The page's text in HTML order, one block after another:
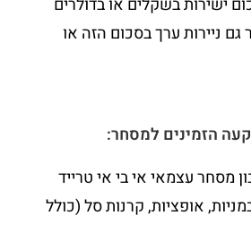
גם ניירות ערך בסכום הזה או
הזמינים למסחר:
מסחר עצמאי אי בי אי טרייד
אופציות, קרנות סל (כולל